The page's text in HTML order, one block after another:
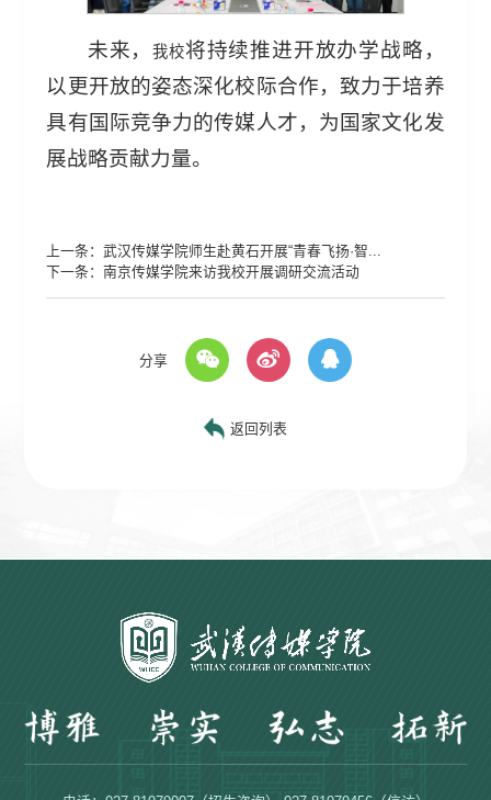
未来，我校将持续推进开放办学战略，
以更开放的姿态深化校际合作，致力于培养
具有国际竞争力的传媒人才，为国家文化发
展战略贡献力量。
上一条：武汉传媒学院师生赴黄石开展“青春飞扬·智...
下一条：南京传媒学院来访我校开展调研交流活动
分享
返回列表